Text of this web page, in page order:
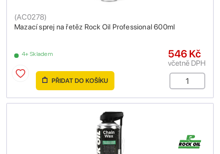
Mazací sprej na řetěz Rock Oil Professional 600ml
(AC0278)
4+ Skladem 546 Kč
včetně DPH
PŘIDAT DO KOŠÍKU